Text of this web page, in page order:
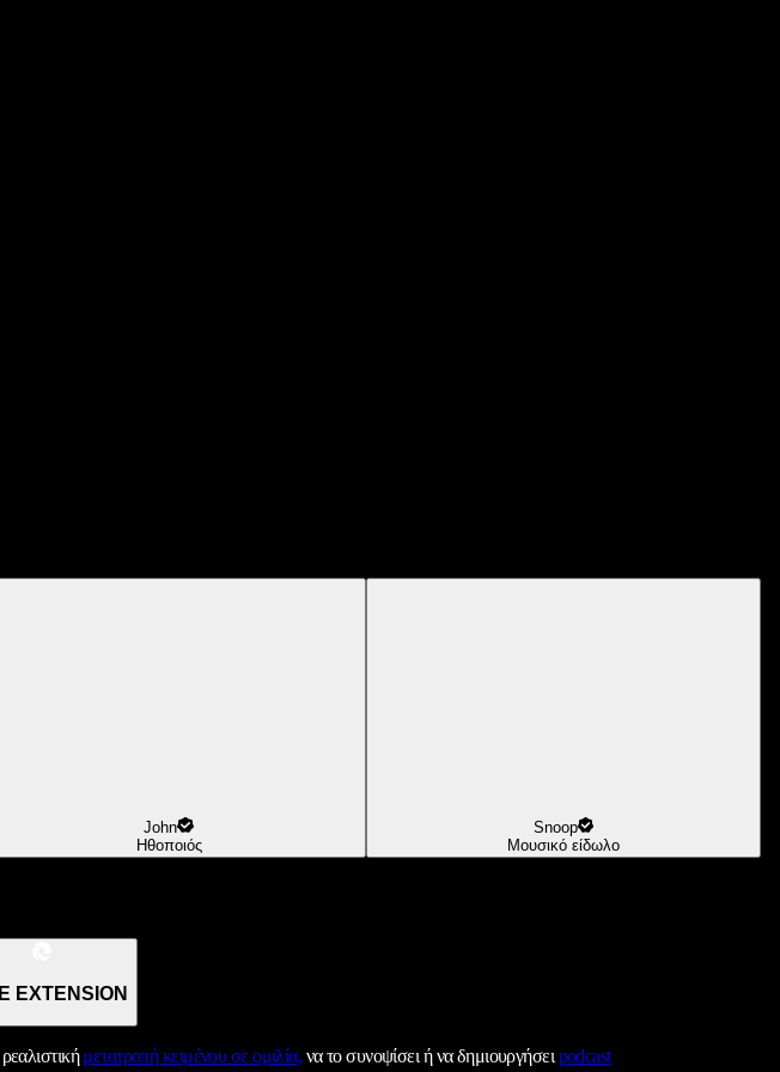
John
Ηθοποιός
Snoop
Μουσικό είδωλο
EXTENSION
μετατροπή κειμένου σε ομιλία, να το συνοψίσει ή να δημιουργήσειpodcast